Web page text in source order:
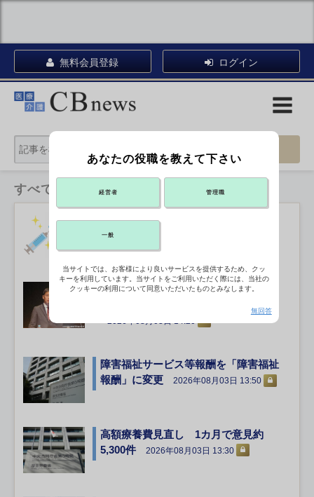
無料会員登録 ログイン
すべてのカテゴリ
コロナワクチン接種の死亡事例含む4
件を認定
モニタリング弾力化が必要 ケアマネ
2026年08月03日 14:20
障害福祉サービス等報酬を「障害福祉
報酬」に変更
2026年08月03日 13:50
高額療養費見直し 1カ月で意見約
5,300件
2026年08月03日 13:30
あなたの役職を教えて下さい
経営者 管理職
一般
当サイトでは、お客様により良いサービスを提供するため、クッ
キーを利用しています。当サイトをご利用いただく際には、当社の
クッキーの利用について同意いただいたものとみなします。
無回答